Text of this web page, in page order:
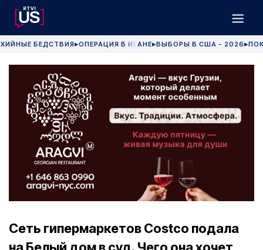
БЕДСТВИЯ▶ОПЕРАЦИЯ В ИРАНЕ▶ВЫБОРЫ В США - 2026 ▶
Сеть гипермаркетов Costco подала